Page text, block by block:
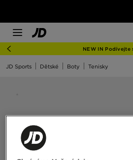
NEW IN Podívejte
JD Sports Dětské Boty Tenisky